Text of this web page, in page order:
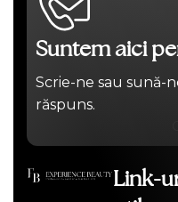
Suntem aici
Scrie-ne sau sună-
răspuns.
Link-